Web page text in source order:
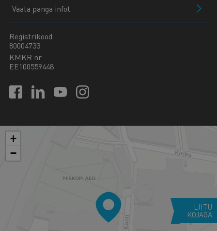
Vaata panga infot
Registrikood
80004733
KMKR nr
EE100559448
+
−
LIITU
KOJAGA